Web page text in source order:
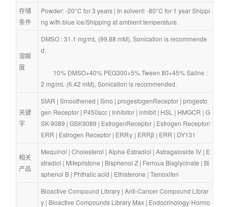
存储
条件
Powder: -20°C for 3 years | In solvent: -80°C for 1 year Shippi
ng with blue ice/Shipping at ambient temperature.
溶解
度
DMSO : 31.1 mg/mL (99.88 mM), Sonication is recommende
d.
2 mg/mL (6.42 mM), Sonication is recommended.
关键
字
StAR | Smoothened | Smo | progestogenReceptor | progesto
gen Receptor | P450scc | Inhibitor | inhibit | HSL | HMGCR | G
SK-9089 | GSK9089 | EstrogenReceptor | Estrogen Receptor/
ERR | Estrogen Receptor | ERRγ | ERRβ | ERR | DY131
相关
产品
Mequinol | Cholesterol | Alpha-Estradiol | Astragaloside IV | E
stradiol | Mifepristone | Bisphenol Z | Ferrous Bisglycinate | Bi
sphenol B | Phthalic acid | Ethisterone | Tamoxifen
Bioactive Compound Library | Anti-Cancer Compound Librar
y | Bioactive Compounds Library Max | Endocrinology-Hormo